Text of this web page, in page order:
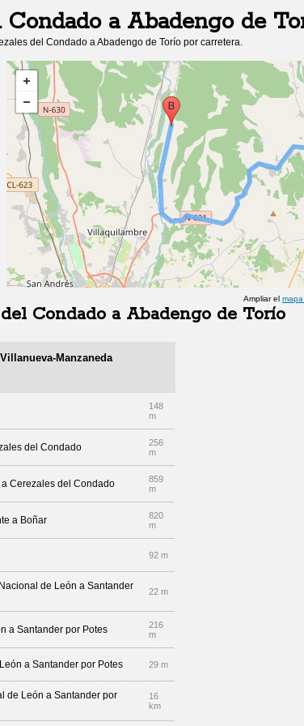
a Abadengo de
del Condado aAbadengo de Torío por carretera.
Ampliar el
Condado a Abadengo de Torío
Manzaneda
148
m
del Condado
256
m
Cerezales del Condado
859
m
a Boñar
820
m
92 m
de León a Santander
22 m
a Santander por Potes
216
m
a Santander por Potes 29 m
de León a Santander por
16
km